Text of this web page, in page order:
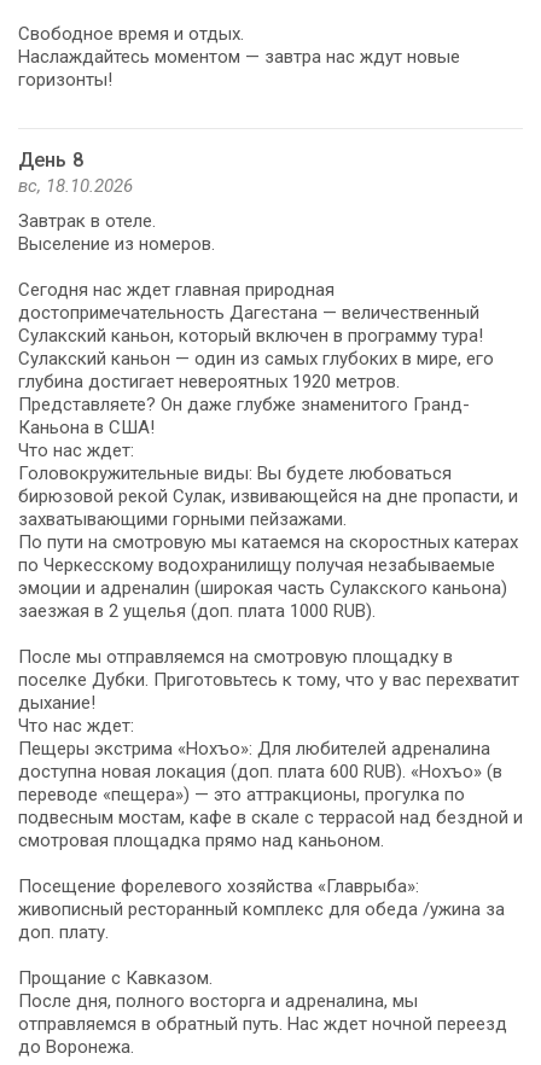
Свободное время и отдых.
Наслаждайтесь моментом — завтра нас ждут новые
горизонты!
День 8
вс, 18.10.2026
Завтрак в отеле.
Выселение из номеров.
Сегодня нас ждет главная природная
достопримечательность Дагестана — величественный
Сулакский каньон, который включен в программу тура!
Сулакский каньон — один из самых глубоких в мире, его
глубина достигает невероятных 1920 метров.
Представляете? Он даже глубже знаменитого Гранд-
Каньона в США!
Что нас ждет:
Головокружительные виды: Вы будете любоваться
бирюзовой рекой Сулак, извивающейся на дне пропасти, и
захватывающими горными пейзажами.
По пути на смотровую мы катаемся на скоростных катерах
по Черкесскому водохранилищу получая незабываемые
эмоции и адреналин (широкая часть Сулакского каньона)
заезжая в 2 ущелья (доп. плата 1000 RUB).
После мы отправляемся на смотровую площадку в
поселке Дубки. Приготовьтесь к тому, что у вас перехватит
дыхание!
Что нас ждет:
Пещеры экстрима «Нохъо»: Для любителей адреналина
доступна новая локация (доп. плата 600 RUB). «Нохъо» (в
переводе «пещера») — это аттракционы, прогулка по
подвесным мостам, кафе в скале с террасой над бездной и
смотровая площадка прямо над каньоном.
Посещение форелевого хозяйства «Главрыба»:
живописный ресторанный комплекс для обеда /ужина за
доп. плату.
Прощание с Кавказом.
После дня, полного восторга и адреналина, мы
отправляемся в обратный путь. Нас ждет ночной переезд
до Воронежа.